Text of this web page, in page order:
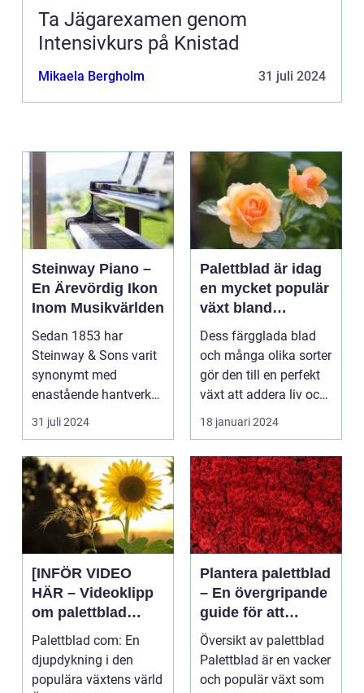
Ta Jägarexamen genom
Intensivkurs på Knistad
Mikaela Bergholm 31 juli 2024
Steinway Piano –
En Ärevördig Ikon
Inom Musikvärlden
Sedan 1853 har
Steinway & Sons varit
synonymt med
enastående hantverk
och oövertr&aum...
31 juli 2024
Palettblad är idag
en mycket populär
växt bland
trädgårdsentusiast
er och inom
inredning
Dess färgglada blad
och många olika sorter
gör den till en perfekt
växt att addera liv och
färg till...
18 januari 2024
[INFÖR VIDEO
HÄR – Videoklipp
om palettblad
com]
Palettblad com: En
djupdykning i den
populära växtens värld
Plantera palettblad
– En övergripande
guide för att
lyckas med denna
populära växt
Översikt av palettblad
Palettblad är en vacker
och populär växt som